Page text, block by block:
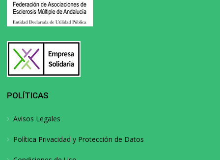
POLÍTICAS
Avisos Legales
Política Privacidad y Protección de Datos